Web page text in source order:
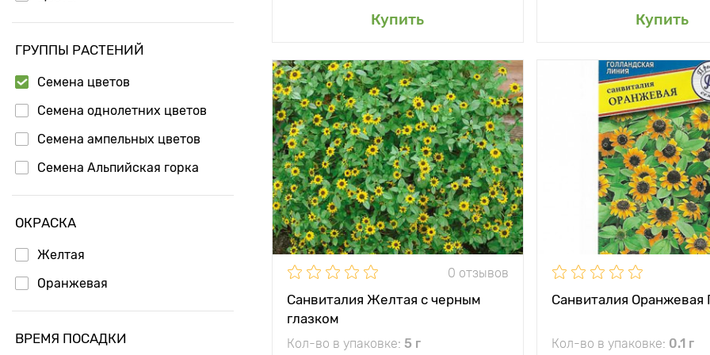
ГРУППЫ РАСТЕНИЙ
Семена цветов
Семена однолетних цветов
Семена ампельных цветов
Семена Альпийская горка
ОКРАСКА
Желтая
Оранжевая
ВРЕМЯ ПОСАДКИ
Купить
Добавить в мой сад Купить
Добавить в мой
0 отзывов
Санвиталия Желтая с черным
глазком
Кол-во в упаковке: 5 г
Особенности
Миниатюрные
подсолнушки
Высота растения до 20 см
Растояние между
растениями
20 - 25 см
Местоположение солнце
Морозостойкость однолетник
Санвиталия Оранжевая
Кол-во в упаковке: 0.1 г
Особенности
Высота растения
Растояние между
растениями
Местоположение
Морозостойкость